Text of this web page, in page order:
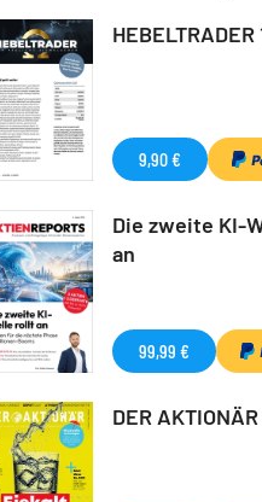
HEBELTRADER
9,90 €
Die zweite KI-
an
99,99 €
DER